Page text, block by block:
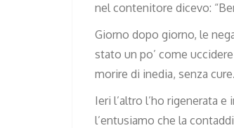
nel contenitore dicevo:
Giorno dopo giorno, le
stato un po’ come
morire di inedia, senza cure.
Ieri l’altro l’ho rigenerata
l’entusiamo che la